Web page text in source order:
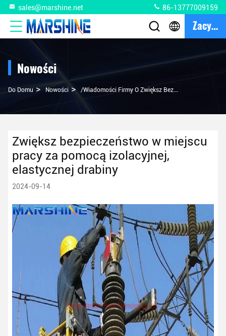
sales@marshine.net 86-13777009159
Zacytować
Nowości
Do Domu > Nowości > /Wiadomości Firmy O Zwiększ Bezpieczeństwo W Miejscu Pracy Za Pomocą Izolacyjnej, Elastycznej Drabiny
Zwiększ bezpieczeństwo w miejscu
pracy za pomocą izolacyjnej,
elastycznej drabiny
2024-09-14